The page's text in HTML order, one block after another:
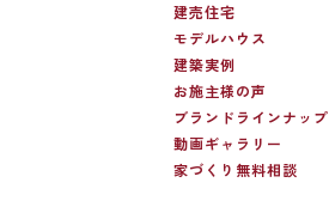
建売住宅
モデルハウス
建築実例
お施主様の声
ブランドラインナップ
動画ギャラリー
家づくり無料相談